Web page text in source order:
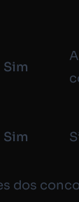
Sim
Sim
dos